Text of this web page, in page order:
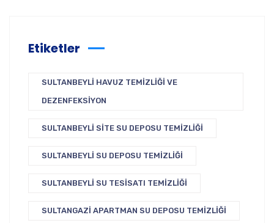
Etiketler
SULTANBEYLI HAVUZ TEMIZLIĞI VE
DEZENFEKSIYON
SULTANBEYLI SITE SU DEPOSU TEMIZLIĞI
SULTANBEYLI SU DEPOSU TEMIZLIĞI
SULTANBEYLI SU TESISATI TEMIZLIĞI
SULTANGAZI APARTMAN SU DEPOSU TEMIZLIĞI